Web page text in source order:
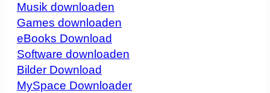
Musik downloaden
Games downloaden
eBooks Download
Software downloaden
Bilder Download
MySpace Downloader